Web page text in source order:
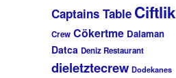
Captains Table Ciftlik
Crew Cökertme Dalaman
Datca Deniz Restaurant
dieletztecrew Dodekanes